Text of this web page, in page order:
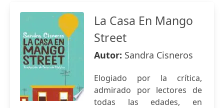
La Casa En Mango
Street
Autor: Sandra Cisneros
Elogiado por la crítica,
admirado por lectores de
todas las edades, en